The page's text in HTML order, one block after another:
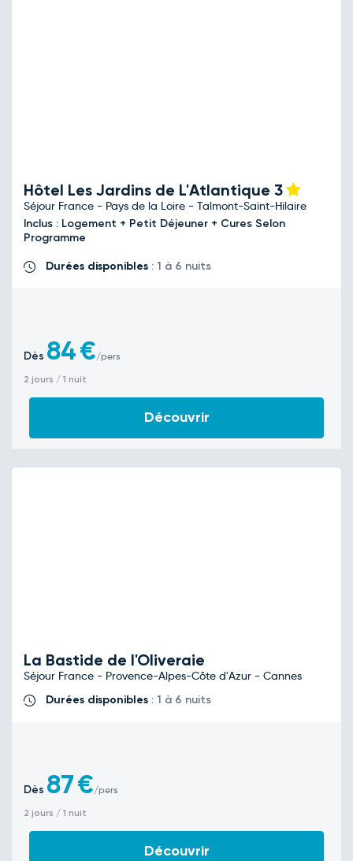
Hôtel Les Jardins de L'Atlantique 3
Séjour France - Pays de la Loire - Talmont-Saint-Hilaire
Inclus : Logement + Petit Déjeuner + Cures Selon
Programme
Durées disponibles : 1 à 6 nuits
Dès 84€/pers
2 jours / 1 nuit
Découvrir
La Bastide de l'Oliveraie
Séjour France - Provence-Alpes-Côte d'Azur - Cannes
Durées disponibles : 1 à 6 nuits
Dès 87€/pers
2 jours / 1 nuit
Découvrir